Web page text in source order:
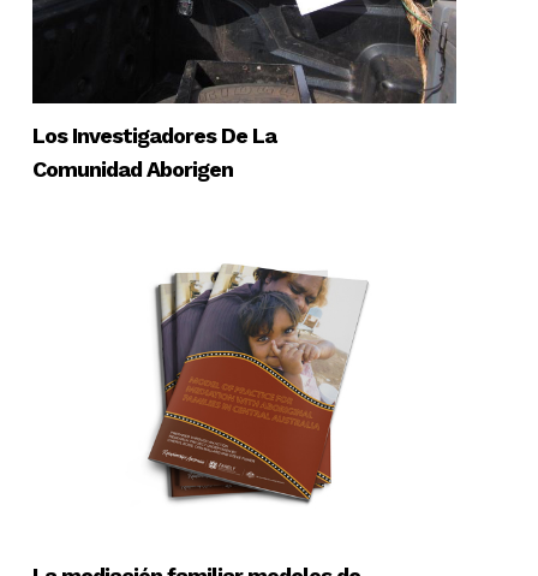
Los Investigadores De La
Comunidad Aborigen